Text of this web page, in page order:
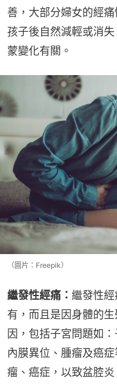
善，大部分婦女的經
孩子後自然減輕或消
蒙變化有關。
（圖片：Freepik）
繼發性經痛： 繼發性
有，而且是因身體的
因，包括子宮問題如
內膜異位、腫瘤及癌
瘤、癌症，以致盆腔